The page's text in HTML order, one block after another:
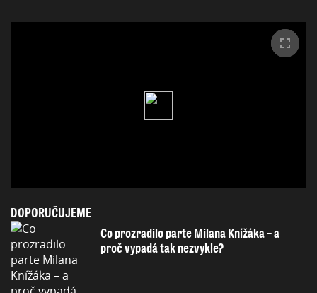
DOPORUČUJEME
Co prozradilo parte Milana Knížáka – a
proč vypadá tak nezvykle?